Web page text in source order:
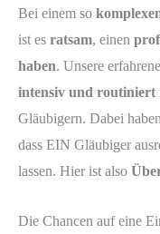
Bei einem so
ist es ratsam, einen
haben. Unsere
intensiv und routiniert
Gläubigern. Dabei
dass EIN Gläubiger
lassen. Hier ist also
Die Chancen auf eine